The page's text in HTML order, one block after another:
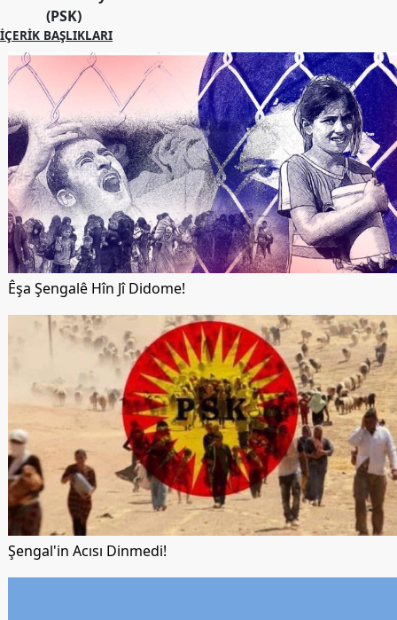
(PSK)
İÇERIK BAŞLIKLARI
Êşa Şengalê Hîn Jî Didome!
Şengal'in Acısı Dinmedi!